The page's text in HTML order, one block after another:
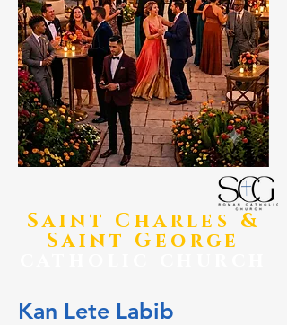
​Saint Charles &
Saint George
Kan Lete Labib